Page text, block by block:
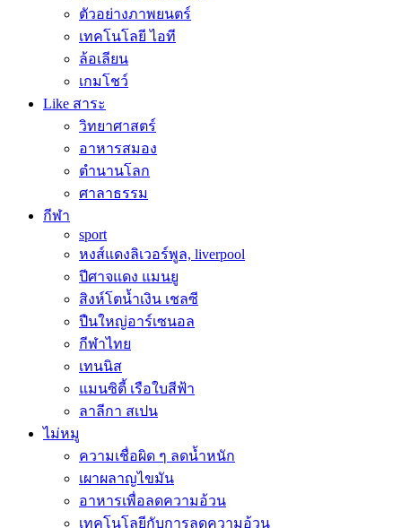
ตัวอย่างภาพยนตร์
เทคโนโลยี ไอที
ล้อเลียน
เกมโชว์
Like สาระ
วิทยาศาสตร์
อาหารสมอง
ตำนานโลก
ศาลาธรรม
กีฬา
sport
หงส์แดงลิเวอร์พูล, liverpool
ปีศาจแดง แมนยู
สิงห์โตน้ำเงิน เชลซี
ปืนใหญ่อาร์เซนอล
กีฬาไทย
เทนนิส
แมนซิตี้ เรือใบสีฟ้า
ลาลีกา สเปน
ไม่หมู
ความเชื่อผิด ๆ ลดน้ำหนัก
เผาผลาญไขมัน
อาหารเพื่อลดความอ้วน
เทคโนโลยีกับการลดความอ้วน